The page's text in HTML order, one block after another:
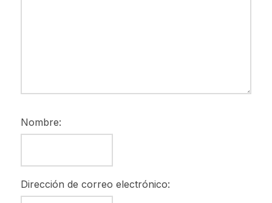
Nombre:
Dirección de correo electrónico: